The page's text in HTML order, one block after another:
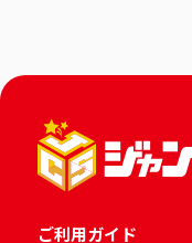
ご利用ガイド